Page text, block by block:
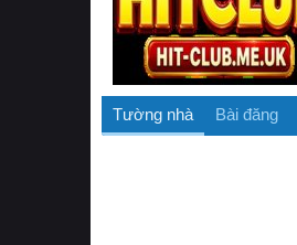
Tường nhà Bài đăng